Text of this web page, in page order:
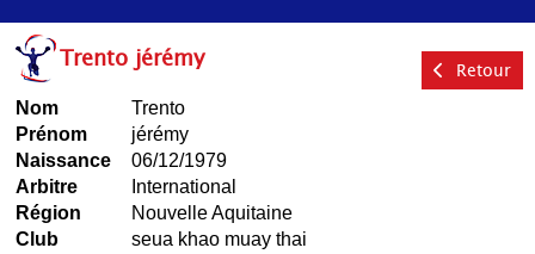
Trento jérémy Retour
Nom
Trento
Prénom
jérémy
Naissance
06/12/1979
Arbitre
International
Région
Nouvelle Aquitaine
Club
seua khao muay thai